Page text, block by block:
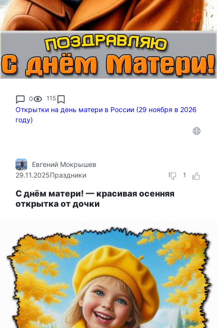
0 115
Открытки на день матери в России (29 ноября в 2026
году)
1
Евгений Мокрышев
29.11.2025Праздники
С днём матери! — красивая осенняя
открытка от дочки